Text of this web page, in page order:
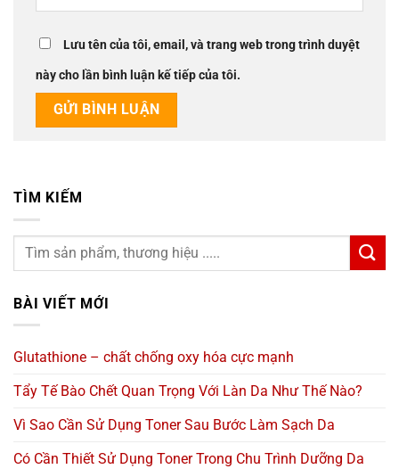
Lưu tên của tôi, email, và trang web trong trình duyệt
này cho lần bình luận kế tiếp của tôi.
TÌM KIẾM
BÀI VIẾT MỚI
Glutathione – chất chống oxy hóa cực mạnh
Tẩy Tế Bào Chết Quan Trọng Với Làn Da Như Thế Nào?
Vì Sao Cần Sử Dụng Toner Sau Bước Làm Sạch Da
Có Cần Thiết Sử Dụng Toner Trong Chu Trình Dưỡng Da